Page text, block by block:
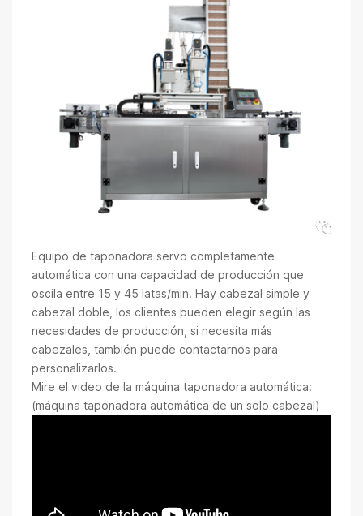
Equipo de taponadora servo completamente
automática con una capacidad de producción que
oscila entre 15 y 45 latas/min. Hay cabezal simple y
cabezal doble, los clientes pueden elegir según las
necesidades de producción, si necesita más
cabezales, también puede contactarnos para
personalizarlos.
Mire el video de la máquina taponadora automática:
(máquina taponadora automática de un solo cabezal)